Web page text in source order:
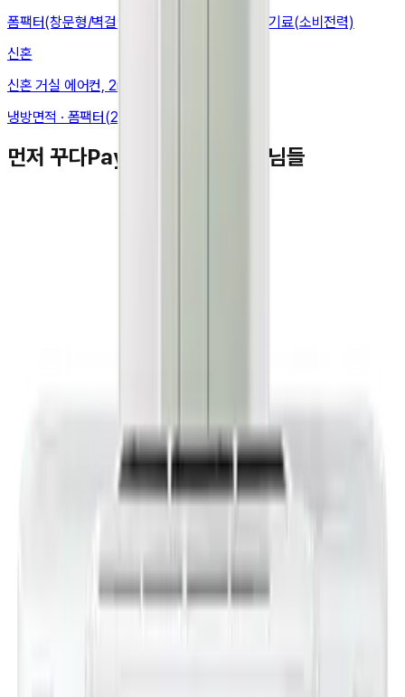
폼팩터(창문형/벽걸이) · 설치(창문폭·창틀) · 전기료(소비전력)
신혼
신혼 거실 에어컨, 2in1로 거실 하나면 끝
냉방면적 · 폼팩터(2in1) · 에너지등급
먼저 꾸다Pay를 이용하신 고객님들